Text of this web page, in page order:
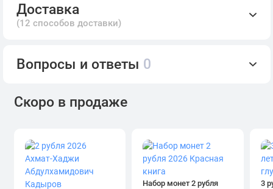
Доставка
(12 способов доставки)
Вопросы и ответы 0
Скоро в продаже
Набор монет 2 рубля
3